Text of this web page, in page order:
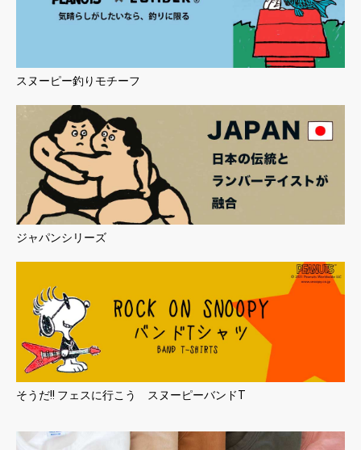
スヌーピー釣りモチーフ
ジャパンシリーズ
そうだ!! フェスに行こう スヌーピーバンドT